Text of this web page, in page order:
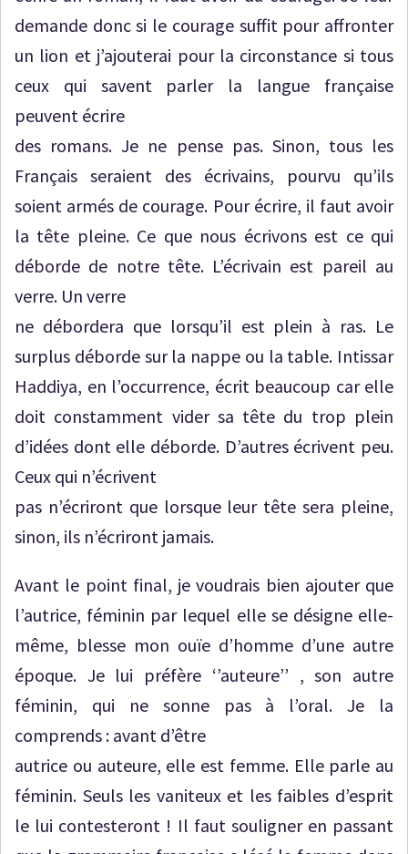
demande donc si le courage suffit pour affronter
un lion et j’ajouterai pour la circonstance si tous
ceux qui savent parler la langue française
peuvent écrire
des romans. Je ne pense pas. Sinon, tous les
Français seraient des écrivains, pourvu qu’ils
soient armés de courage. Pour écrire, il faut avoir
la tête pleine. Ce que nous écrivons est ce qui
déborde de notre tête. L’écrivain est pareil au
verre. Un verre
ne débordera que lorsqu’il est plein à ras. Le
surplus déborde sur la nappe ou la table. Intissar
Haddiya, en l’occurrence, écrit beaucoup car elle
doit constamment vider sa tête du trop plein
d’idées dont elle déborde. D’autres écrivent peu.
Ceux qui n’écrivent
pas n’écriront que lorsque leur tête sera pleine,
sinon, ils n’écriront jamais.
Avant le point final, je voudrais bien ajouter que
l’autrice, féminin par lequel elle se désigne elle-
même, blesse mon ouïe d’homme d’une autre
époque. Je lui préfère ‘’auteure’’ , son autre
féminin, qui ne sonne pas à l’oral. Je la
comprends : avant d’être
autrice ou auteure, elle est femme. Elle parle au
féminin. Seuls les vaniteux et les faibles d’esprit
le lui contesteront ! Il faut souligner en passant